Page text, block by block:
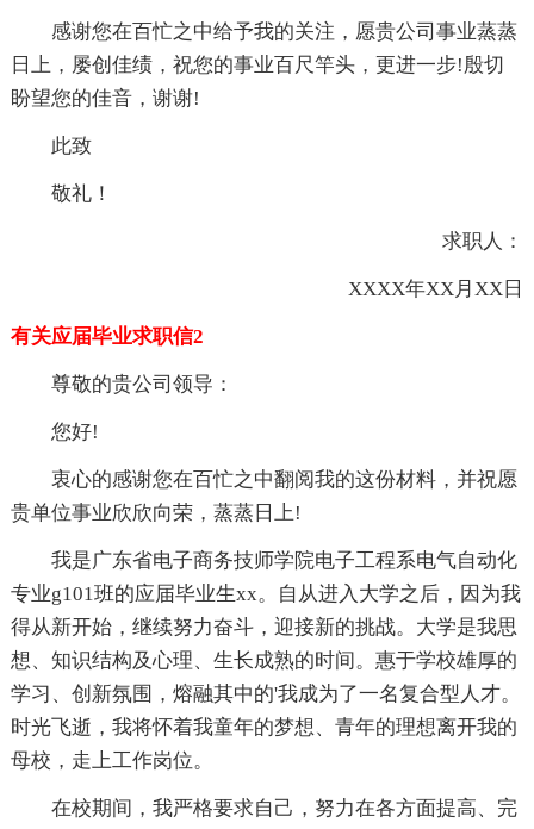
感谢您在百忙之中给予我的关注，愿贵公司事业蒸蒸
日上，屡创佳绩，祝您的事业百尺竿头，更进一步!殷切
盼望您的佳音，谢谢!
此致
敬礼！
求职人：
XXXX年XX月XX日
有关应届毕业求职信2
尊敬的贵公司领导：
您好!
衷心的感谢您在百忙之中翻阅我的这份材料，并祝愿
贵单位事业欣欣向荣，蒸蒸日上!
我是广东省电子商务技师学院电子工程系电气自动化
专业g101班的应届毕业生xx。自从进入大学之后，因为我
得从新开始，继续努力奋斗，迎接新的挑战。大学是我思
想、知识结构及心理、生长成熟的时间。惠于学校雄厚的
学习、创新氛围，熔融其中的'我成为了一名复合型人才。
时光飞逝，我将怀着我童年的梦想、青年的理想离开我的
母校，走上工作岗位。
在校期间，我严格要求自己，努力在各方面提高、完